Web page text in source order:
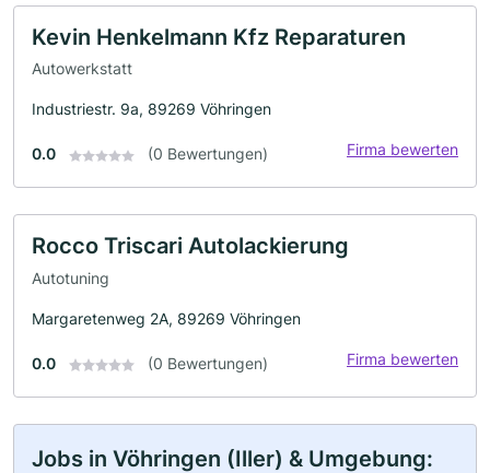
Kevin Henkelmann Kfz Reparaturen
Autowerkstatt
Industriestr. 9a, 89269 Vöhringen
0.0 (0 Bewertungen) Firma bewerten
Rocco Triscari Autolackierung
Autotuning
Margaretenweg 2A, 89269 Vöhringen
0.0 (0 Bewertungen) Firma bewerten
Jobs in Vöhringen (Iller) & Umgebung: